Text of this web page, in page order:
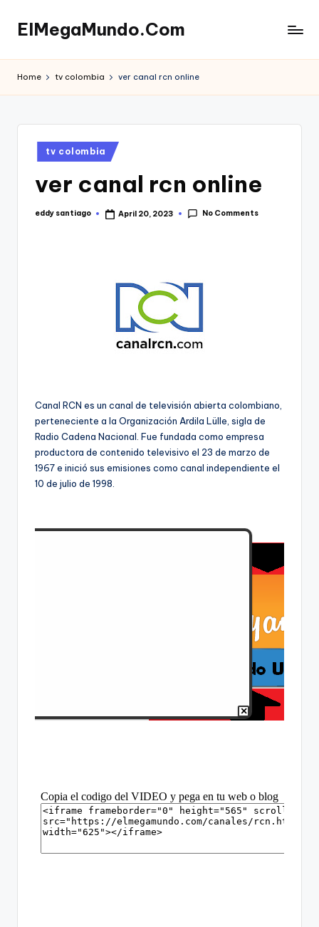
content
ElMegaMundo.Com
EN
Home tv colombia ver canal rcn online
Posted
in
tv colombia
ver canal rcn online
Posted
eddy santiago April 20, 2023 No Comments
Canal RCN es un canal de televisión abierta colombiano,
perteneciente a la Organización Ardila Lülle, sigla de
Radio Cadena Nacional. Fue fundada como empresa
productora de contenido televisivo el 23 de marzo de
1967 e inició sus emisiones como canal independiente el
10 de julio de 1998.